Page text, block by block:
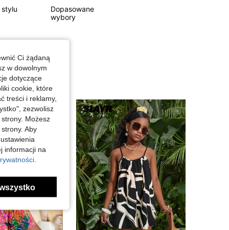
stylu
Dopasowane
wybory
Ci żądaną
w dowolnym
dotyczące
cookie, które
treści i reklamy,
zezwolisz
Możesz
Aby
informacji na